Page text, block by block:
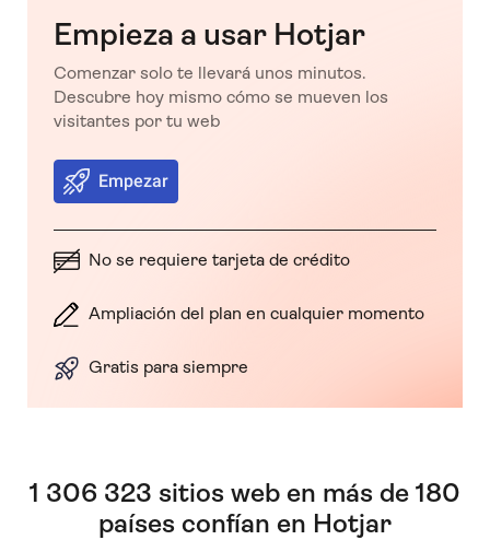
Empieza a usar Hotjar
Comenzar solo te llevará unos minutos.
Descubre hoy mismo cómo se mueven los
visitantes por tu web
Empezar
No se requiere tarjeta de crédito
Ampliación del plan en cualquier momento
Gratis para siempre
1 306 323 sitios web en más de 180
países confían en Hotjar